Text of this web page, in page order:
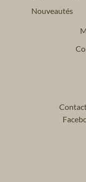
Nouveautés